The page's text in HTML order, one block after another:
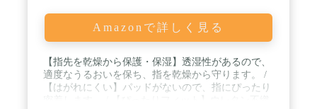
Amazonで詳しく見る
【指先を乾燥から保護・保湿】透湿性があるので、
適度なうるおいを保ち、指を乾燥から守ります。 /
【はがれにくい】パッドがないので、指にぴったり